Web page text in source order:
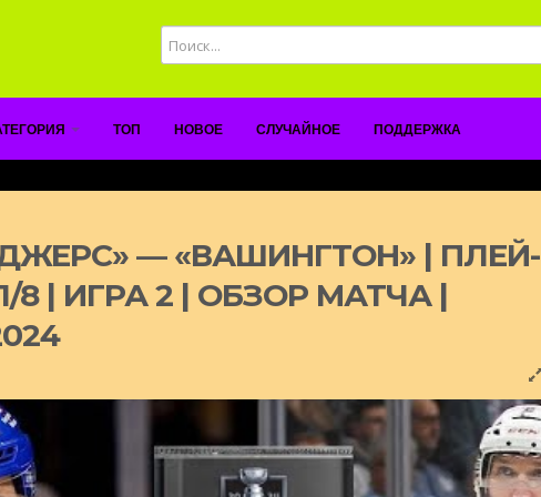
ТОП НОВОЕ СЛУЧАЙНОЕ ПОДДЕРЖКА
— «ВАШИНГТОН» | ПЛЕЙ-
8 | ИГРА 2 | ОБЗОР МАТЧА |